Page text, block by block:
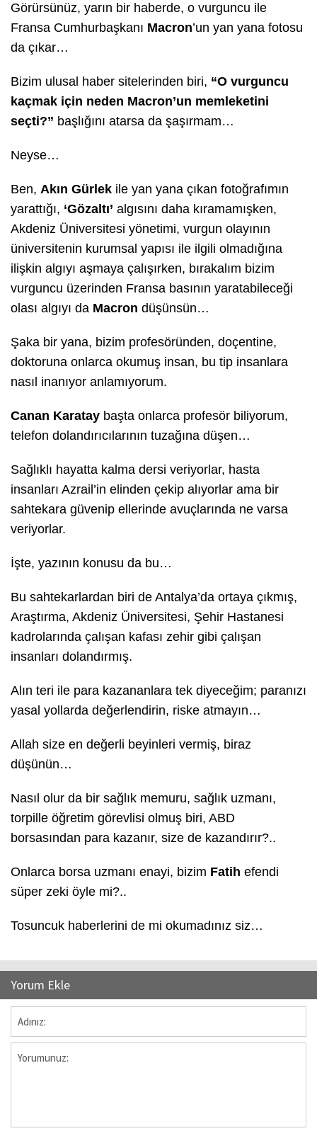
Görürsünüz, yarın bir haberde, o vurguncu ile
Fransa Cumhurbaşkanı Macron’un yan yana fotosu
da çıkar…
Bizim ulusal haber sitelerinden biri, “O vurguncu
kaçmak için neden Macron’un memleketini
seçti?” başlığını atarsa da şaşırmam…
Neyse…
Ben, Akın Gürlek ile yan yana çıkan fotoğrafımın
yarattığı, ‘Gözaltı’ algısını daha kıramamışken,
Akdeniz Üniversitesi yönetimi, vurgun olayının
üniversitenin kurumsal yapısı ile ilgili olmadığına
ilişkin algıyı aşmaya çalışırken, bırakalım bizim
vurguncu üzerinden Fransa basının yaratabileceği
olası algıyı da Macron düşünsün…
Şaka bir yana, bizim profesöründen, doçentine,
doktoruna onlarca okumuş insan, bu tip insanlara
nasıl inanıyor anlamıyorum.
Canan Karatay başta onlarca profesör biliyorum,
telefon dolandırıcılarının tuzağına düşen…
Sağlıklı hayatta kalma dersi veriyorlar, hasta
insanları Azrail’in elinden çekip alıyorlar ama bir
sahtekara güvenip ellerinde avuçlarında ne varsa
veriyorlar.
İşte, yazının konusu da bu…
Bu sahtekarlardan biri de Antalya’da ortaya çıkmış,
Araştırma, Akdeniz Üniversitesi, Şehir Hastanesi
kadrolarında çalışan kafası zehir gibi çalışan
insanları dolandırmış.
Alın teri ile para kazananlara tek diyeceğim; paranızı
yasal yollarda değerlendirin, riske atmayın…
Allah size en değerli beyinleri vermiş, biraz
düşünün…
Nasıl olur da bir sağlık memuru, sağlık uzmanı,
torpille öğretim görevlisi olmuş biri, ABD
borsasından para kazanır, size de kazandırır?..
Onlarca borsa uzmanı enayi, bizim Fatih efendi
süper zeki öyle mi?..
Tosuncuk haberlerini de mi okumadınız siz…
Yorum Ekle